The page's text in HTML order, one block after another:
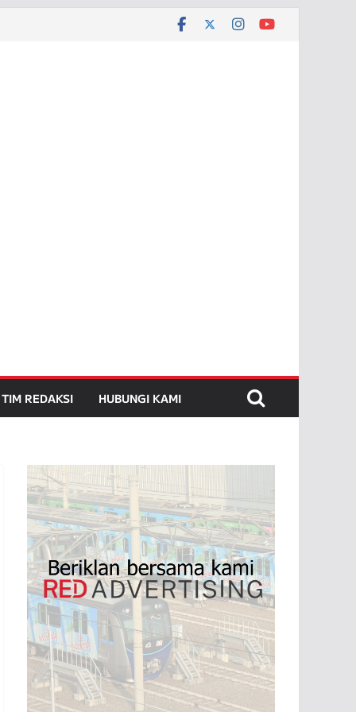
TIM REDAKSI HUBUNGI KAMI